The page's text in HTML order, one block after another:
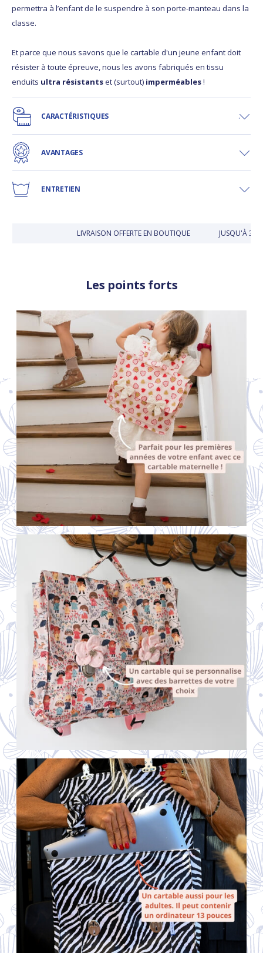
permettra à l’enfant de le suspendre à son porte-manteau dans la
classe.
Et parce que nous savons que le cartable d'un jeune enfant doit
résister à toute épreuve, nous les avons fabriqués en tissu
enduits ultra résistantset (surtout) imperméables!
CARACTÉRISTIQUES
AVANTAGES
ENTRETIEN
LIVRAISON OFFERTE EN BOUTIQUE JUSQU'À 30
Les points forts